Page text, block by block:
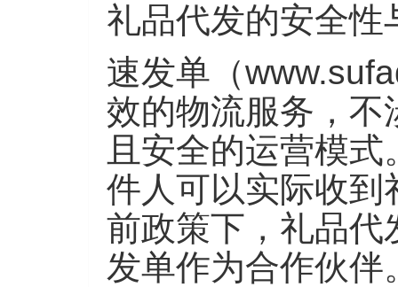
礼品代发的安全性
速发单（
效的物流服务，不
且安全的运营模
件人可以实际收到
前政策下，礼品代
发单作为合作伙伴